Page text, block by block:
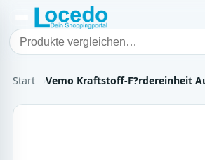
Start Vemo Kraftstoff-F?rdereinheit